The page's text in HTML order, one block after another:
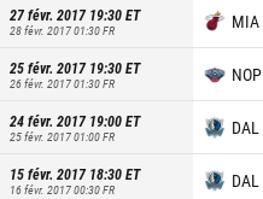
27 févr. 2017 19:30ET
28 févr. 2017 01:30FR MIA
25 févr. 2017 19:30ET
26 févr. 2017 01:30FR NOP
24 févr. 2017 19:00ET
25 févr. 2017 01:00FR DAL
15 févr. 2017 18:30ET
16 févr. 2017 00:30FR DAL